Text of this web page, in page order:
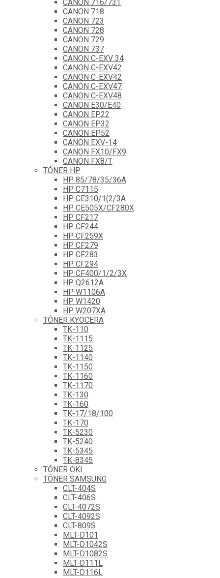
CANON 716/731
CANON 718
CANON 723
CANON 728
CANON 729
CANON 737
CANON C-EXV 34
CANON C-EXV42
CANON C-EXV42
CANON C-EXV47
CANON C-EXV48
CANON E30/E40
CANON EP22
CANON EP32
CANON EP52
CANON EXV-14
CANON FX10/FX9
CANON FX8/T
TÓNER HP
HP 85/78/35/36A
HP C7115
HP CE310/1(2/3A
HP CE505X/CF280X
HP CF217
HP CF244
HP CF259X
HP CF279
HP CF283
HP CF294
HP CF400/1/2/3X
HP Q2612A
HP W1106A
HP W1420
HP W207XA
TÓNER KYOCERA
TK-110
TK-1115
TK-1125
TK-1140
TK-1150
TK-1160
TK-1170
TK-130
TK-160
TK-17/18/100
TK-170
TK-5230
TK-5240
TK-5345
TK-8345
TÓNER OKI
TÓNER SAMSUNG
CLT-404S
CLT-406S
CLT-4072S
CLT-4092S
CLT-809S
MLT-D101
MLT-D1042S
MLT-D1082S
MLT-D111L
MLT-D116L